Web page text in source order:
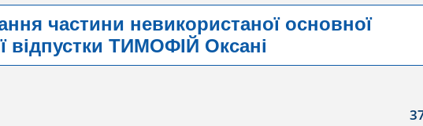
частини невикористаної основної
відпустки ТИМОФІЙ Оксані